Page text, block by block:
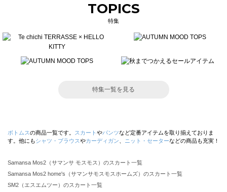
TOPICS
特集
特集一覧を見る
ボトムスの商品一覧です。 スカート やパンツなど定番アイテムを取り揃えておりま
す。他にもシャツ・ブラウスやカーディガン ニット・セーターなどの商品も充実！
Samansa Mos2（サマンサ モスモス）のスカート一覧
Samansa Mos2 home's（サマンサモスモスホームズ）のスカート一覧
SM2（エスエムツー）のスカート一覧